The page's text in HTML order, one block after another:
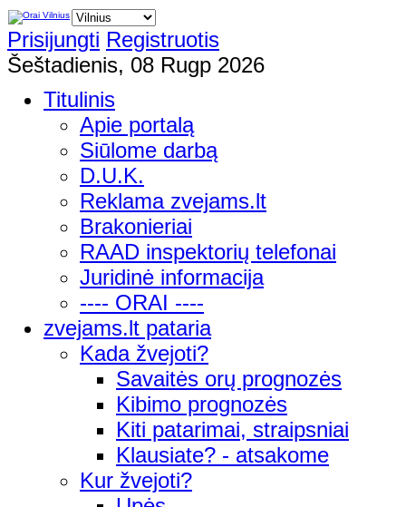
Prisijungti Registruotis
Šeštadienis, 08 Rugp 2026
Titulinis
Apie portalą
Siūlome darbą
D.U.K.
Reklama zvejams.lt
Brakonieriai
RAAD inspektorių telefonai
Juridinė informacija
---- ORAI ----
zvejams.lt pataria
Kada žvejoti?
Savaitės orų prognozės
Kibimo prognozės
Kiti patarimai, straipsniai
Klausiate? - atsakome
Kur žvejoti?